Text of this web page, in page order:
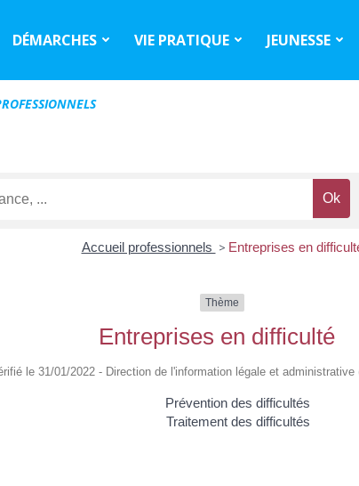
DÉMARCHES VIE PRATIQUE JEUNESSE
Accueil professionnels > Entreprises en
Thème
Entreprises en difficulté
le 31/01/2022 - Direction de l'information légale et administrative
Prévention des difficultés
Traitement des difficultés